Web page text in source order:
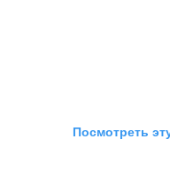
Посмотреть